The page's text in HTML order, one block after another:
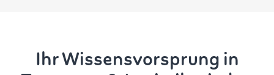
Ihr Wissensvorsprung in